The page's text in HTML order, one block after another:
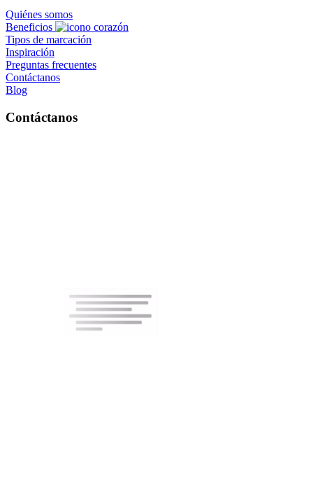
Quiénes somos
Beneficios
Tipos de marcación
Inspiración
Preguntas frecuentes
Contáctanos
Blog
Contáctanos